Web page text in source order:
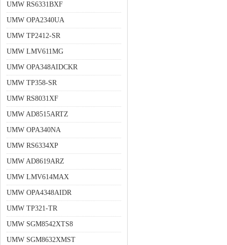
UMW RS6331BXF
UMW OPA2340UA
UMW TP2412-SR
UMW LMV611MG
UMW OPA348AIDCKR
UMW TP358-SR
UMW RS8031XF
UMW AD8515ARTZ
UMW OPA340NA
UMW RS6334XP
UMW AD8619ARZ
UMW LMV614MAX
UMW OPA4348AIDR
UMW TP321-TR
UMW SGM8542XTS8
UMW SGM8632XMST